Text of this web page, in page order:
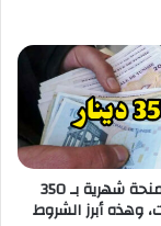
برنامج يوفر منحة شهرية بـ 350
وهذه أبرز الشروط